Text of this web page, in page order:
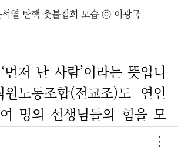
열 탄핵 촛불집회 모습 ⓒ 이광국
저 난 사람’이라는 뜻입니
노동조합(전교조)도 연인
명의 선생님들의 힘을 모
시국선언을 하였습니다.